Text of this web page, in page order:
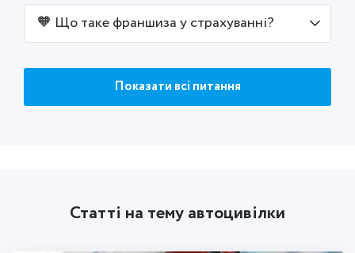
🧡 Що таке франшиза у страхуванні?
Показати всі питання
Статті на тему автоцивілки